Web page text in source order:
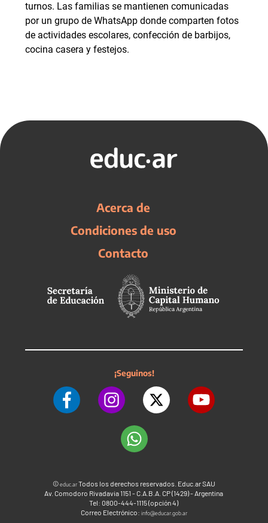
turnos. Las familias se mantienen comunicadas
por un grupo de WhatsApp donde comparten fotos
de actividades escolares, confección de barbijos,
cocina casera y festejos.
Acerca de
Condiciones de uso
Contacto
¡Seguinos!
©educ.arTodos los derechos reservados. Educ.ar SAU
Av. Comodoro Rivadavia 1151 - C.A.B.A. CP (1429) - Argentina
Tel: 0800-444-1115 (opción 4)
Correo Electrónico: info@educar.gob.ar